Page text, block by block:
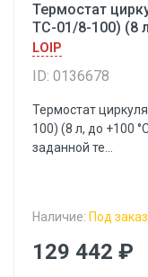
Термостат
ТС-01/8-100) (8
LOIP
ID: 0136678
Термостат
100) (8 л, до +100
заданной те...
Наличие: Под заказ
129 442 ₽